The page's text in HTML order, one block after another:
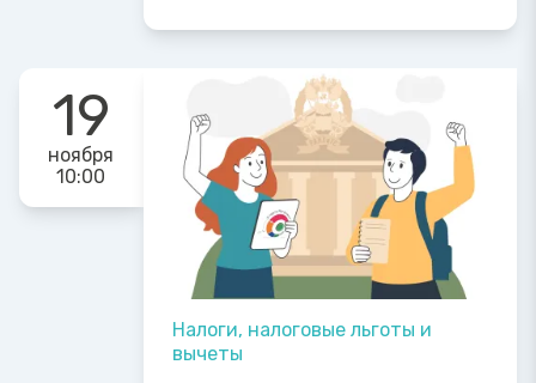
19
ноября
10:00
Налоги, налоговые льготы и
вычеты